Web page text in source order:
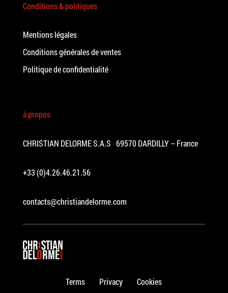
Conditions & politiques
Mentions légales
Conditions générales de ventes
Politique de confidentialité
à propos
CHRISTIAN DELORME S.A.S 69570 DARDILLY – France
+33 (0)4.26.46.21.56
contacts@christiandelorme.com
Terms Privacy Cookies